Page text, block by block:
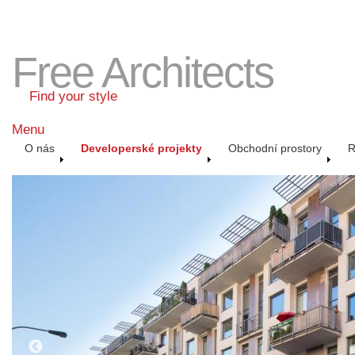
Free Architects
Find your style
Menu
O nás Developerské projekty Obchodní prostory